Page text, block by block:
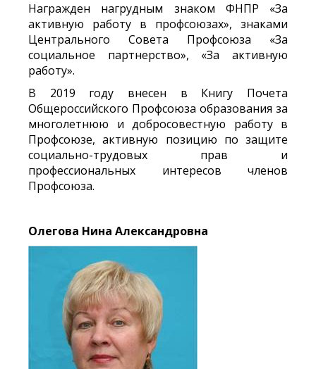
Награжден нагрудным знаком ФНПР «За
активную работу в профсоюзах», знаками
Центрального Совета Профсоюза «За
социальное партнерство», «За активную
работу».
В 2019 году внесен в Книгу Почета
Общероссийского Профсоюза образования за
многолетнюю и добросовестную работу в
Профсоюзе, активную позицию по защите
социально-трудовых прав и
профессиональных интересов членов
Профсоюза.
Олегова Нина Александровна